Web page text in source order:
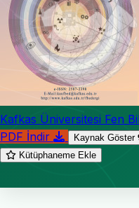
Kafkas Üniversitesi Fen
PDF İndir
Kaynak Göster
Kütüphaneme Ekle